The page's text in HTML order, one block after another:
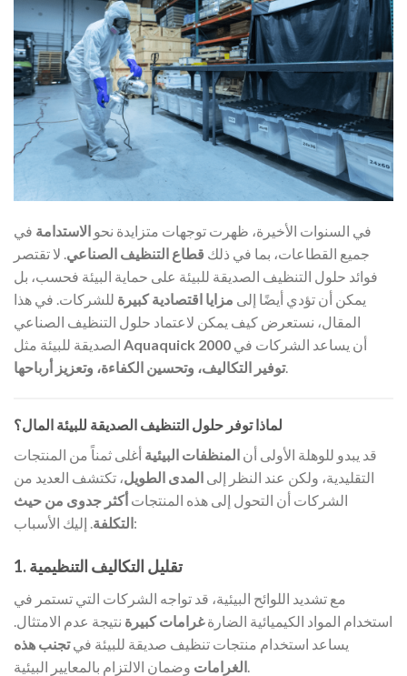
في السنوات الأخيرة، ظهرت توجهات متزايدة نحو الاستدامة في
جميع القطاعات، بما في ذلك قطاع التنظيف الصناعي. لا تقتصر
فوائد حلول التنظيف الصديقة للبيئة على حماية البيئة فحسب، بل
يمكن أن تؤدي أيضًا إلى مزايا اقتصادية كبيرة للشركات. في هذا
المقال، نستعرض كيف يمكن لاعتماد حلول التنظيف الصناعي
Aquaquick 2000 أن يساعد الشركات في
توفير التكاليف، وتحسين الكفاءة، وتعزيز أرباحها.
لماذا توفر حلول التنظيف الصديقة للبيئة المال؟
قد يبدو للوهلة الأولى أن المنظفات البيئية أغلى ثمناً من المنتجات
التقليدية، ولكن عند النظر إلى المدى الطويل، تكتشف العديد من
الشركات أن التحول إلى هذه المنتجات أكثر جدوى من حيث
التكلفة. إليك الأسباب:
1. تقليل التكاليف التنظيمية
مع تشديد اللوائح البيئية، قد تواجه الشركات التي تستمر في
استخدام المواد الكيميائية الضارةغرامات كبيرة نتيجة عدم الامتثال.
يساعد استخدام منتجات تنظيف صديقة للبيئة فيتجنب هذه
الغراماتوضمان الالتزام بالمعايير البيئية.